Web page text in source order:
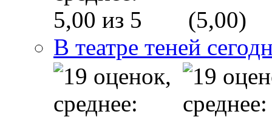
(5,00)
В театре теней